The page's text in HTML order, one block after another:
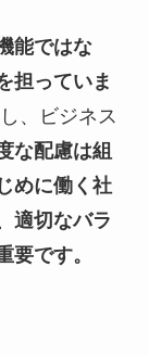
能ではな
担っていま
、ビジネス
な配慮は組
めに働く社
適切なバラ
要です。